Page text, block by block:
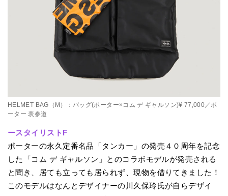
HELMET BAG（M）：バッグ(ポーター×コム デ ギャルソン)¥ 77,000／ポ
ーター 表参道
ースタイリストF
ポーターの永久定番名品「タンカー」の発売４０周年を記念
した「コム デ ギャルソン」とのコラボモデルが発売される
と聞き、居ても立っても居られず、現物を借りてきました！
このモデルはなんとデザイナーの川久保玲氏が自らデザイ